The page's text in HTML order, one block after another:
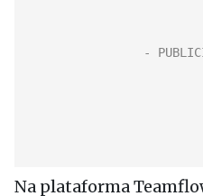
Na plataforma